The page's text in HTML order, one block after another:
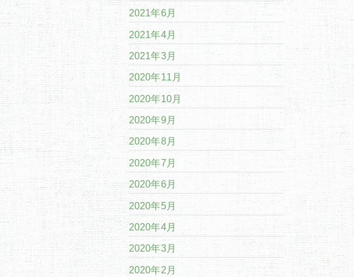
2021年6月
2021年4月
2021年3月
2020年11月
2020年10月
2020年9月
2020年8月
2020年7月
2020年6月
2020年5月
2020年4月
2020年3月
2020年2月